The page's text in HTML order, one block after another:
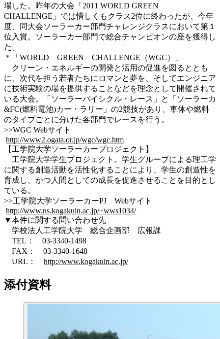
場した。昨年の大会「2011 WORLD GREEN
CHALLENGE」では惜しくもクラス2位に終わったが、今年
度、同大会ソーラーカー部門チャレンジクラスにおいて第１
位入賞。ソーラーカー部門で総合チャンピオンの座を獲得し
た。
＊「WORLD GREEN CHALLENGE（WGC）」
クリーン・エネルギーの開発と活用の促進を図るととも
に、次代を担う若者たちにロマンと夢を、そしてエンジニア
に技術実験の場を提供することなどを理念として開催されて
いる大会。「ソーラーバイシクル・レース」と「ソーラーカ
&FC(燃料電池)カー・ラリー」の2競技があり、車体や燃料
のタイプごとに分けた各部門でレースを行う。
>>WGC Webサイト
http://www2.ogata.or.jp/wgc/wgc.htm
【工学院大学ソーラーカープロジェクト】
工学院大学学生プロジェクト。学生グループによる理工学
に関する創造活動を活性化することにより、学生の創造性を
育成し、かつ人間としての成長を促進させることを目的とし
ている。
>>工学院大学ソーラーカーPJ Webサイト
http://www.ns.kogakuin.ac.jp/~wws1034/
▼本件に関する問い合わせ先
学校法人工学院大学 総合企画部 広報課
TEL： 03-3340-1498
FAX： 03-3340-1648
URL： http://www.kogakuin.ac.jp/
添付資料